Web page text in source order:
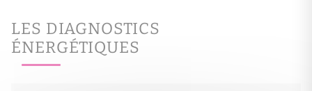
LES DIAGNOSTICS
ÉNERGÉTIQUES